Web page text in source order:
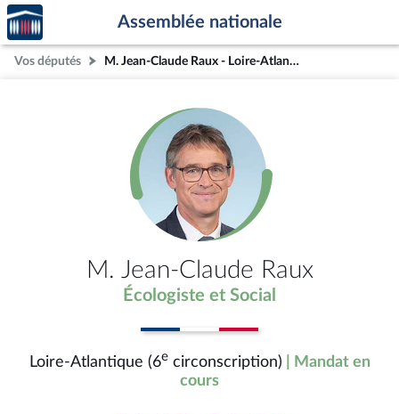
Aller au contenu
Aller en bas de la page
Accèder
à la
page
d'accueil
Assemblée nationale
Vos députés M. Jean-Claude Raux - Loire-Atlantique (6e circonscription)
M. Jean-Claude Raux
Écologiste et Social
Loire-Atlantique (6ecirconscription)
| Mandat en
cours